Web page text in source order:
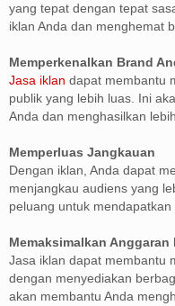
yang tepat dengan tepat
iklan Anda dan menghemat
Memperkenalkan Brand
Jasa iklan dapat membantu
publik yang lebih luas. Ini
Anda dan menghasilkan
Memperluas Jangkauan
Dengan iklan, Anda dapat
menjangkau audiens yang
peluang untuk
Memaksimalkan Anggaran
Jasa iklan dapat membantu
dengan menyediakan
akan membantu Anda